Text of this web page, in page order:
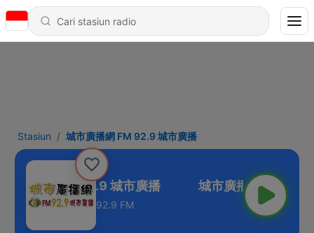
Stasiun 城市廣播網 FM 92.9 城市廣播
廣播網 FM 92.9 城市廣播
92.9 FM